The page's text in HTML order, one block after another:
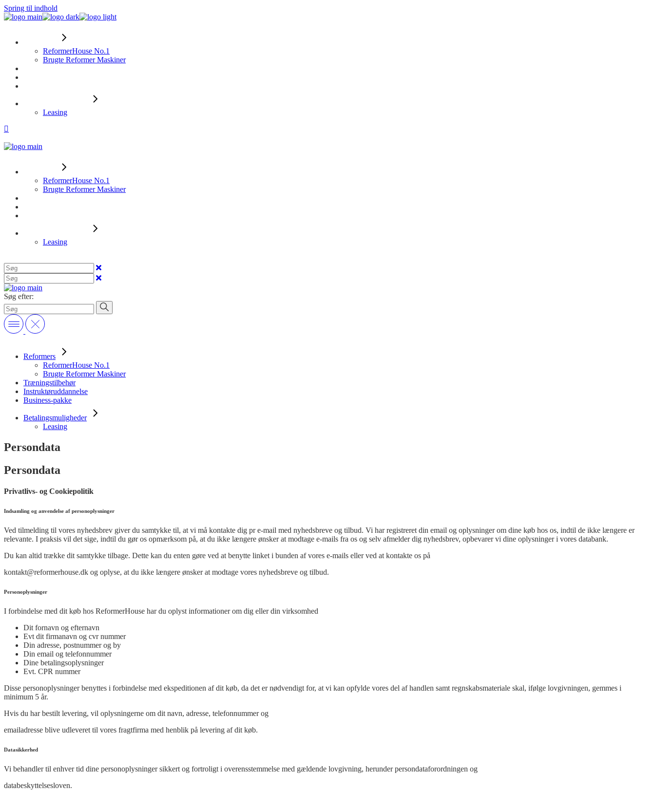
Spring til indhold
ReformerHouse No.1
Brugte Reformer Maskiner
Leasing
ReformerHouse No.1
Brugte Reformer Maskiner
Leasing
Søg efter:
Reformers
ReformerHouse No.1
Brugte Reformer Maskiner
Træningstilbehør
Instruktøruddannelse
Business-pakke
Betalingsmuligheder
Leasing
Persondata
Persondata
Privatlivs- og Cookiepolitik
Indsamling og anvendelse af personoplysninger
Ved tilmelding til vores nyhedsbrev giver du samtykke til, at vi må kontakte dig pr e-mail med nyhedsbreve og tilbud. Vi har registreret din email og oplysninger om dine køb hos os, indtil de ikke længere er
relevante. I praksis vil det sige, indtil du gør os opmærksom på, at du ikke længere ønsker at modtage e-mails fra os og selv afmelder dig nyhedsbrev, opbevarer vi dine oplysninger i vores databank.
Du kan altid trække dit samtykke tilbage. Dette kan du enten gøre ved at benytte linket i bunden af vores e-mails eller ved at kontakte os på
kontakt@reformerhouse.dk og oplyse, at du ikke længere ønsker at modtage vores nyhedsbreve og tilbud.
Personoplysninger
I forbindelse med dit køb hos ReformerHouse har du oplyst informationer om dig eller din virksomhed
Dit fornavn og efternavn
Evt dit firmanavn og cvr nummer
Din adresse, postnummer og by
Din email og telefonnummer
Dine betalingsoplysninger
Evt. CPR nummer
Disse personoplysninger benyttes i forbindelse med ekspeditionen af dit køb, da det er nødvendigt for, at vi kan opfylde vores del af handlen samt regnskabsmateriale skal, ifølge lovgivningen, gemmes i
minimum 5 år.
Hvis du har bestilt levering, vil oplysningerne om dit navn, adresse, telefonnummer og
emailadresse blive udleveret til vores fragtfirma med henblik på levering af dit køb.
Datasikkerhed
Vi behandler til enhver tid dine personoplysninger sikkert og fortroligt i overensstemmelse med gældende lovgivning, herunder persondataforordningen og
databeskyttelsesloven.